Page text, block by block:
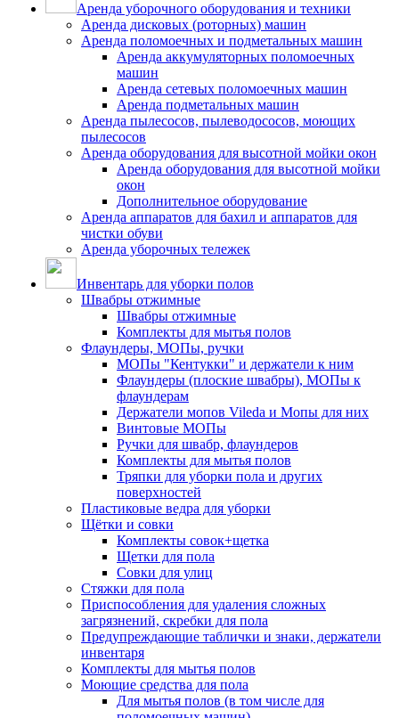
Аренда уборочного оборудования и техники
Аренда дисковых (роторных) машин
Аренда поломоечных и подметальных машин
Аренда аккумуляторных поломоечных
машин
Аренда сетевых поломоечных машин
Аренда подметальных машин
Аренда пылесосов, пылеводососов, моющих
пылесосов
Аренда оборудования для высотной мойки окон
Аренда оборудования для высотной мойки
окон
Дополнительное оборудование
Аренда аппаратов для бахил и аппаратов для
чистки обуви
Аренда уборочных тележек
Инвентарь для уборки полов
Швабры отжимные
Швабры отжимные
Комплекты для мытья полов
Флаундеры, МОПы, ручки
МОПы "Кентукки" и держатели к ним
Флаундеры (плоские швабры), МОПы к
флаундерам
Держатели мопов Vileda и Мопы для них
Винтовые МОПы
Ручки для швабр, флаундеров
Комплекты для мытья полов
Тряпки для уборки пола и других
поверхностей
Пластиковые ведра для уборки
Щётки и совки
Комплекты совок+щетка
Щетки для пола
Совки для улиц
Стяжки для пола
Приспособления для удаления сложных
загрязнений, скребки для пола
Предупреждающие таблички и знаки, держатели
инвентаря
Комплекты для мытья полов
Моющие средства для пола
Для мытья полов (в том числе для